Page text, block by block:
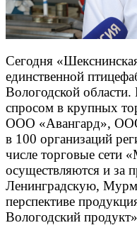
Сегодня
единственной
Вологодской
спросом в крупных
ООО «Авангард», ООО
в 100 организаций
числе торговые сети
осуществляются и за
Ленинградскую,
перспективе
Вологодский